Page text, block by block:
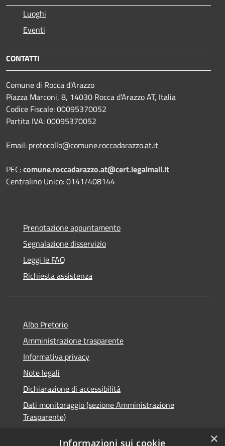
Luoghi
Eventi
CONTATTI
Comune di Rocca d'Arazzo
Piazza Marconi, 8, 14030 Rocca d'Arazzo AT, Italia
Codice Fiscale: 00095370052
Partita IVA: 00095370052
Email: protocollo@comune.roccadarazzo.at.it
PEC:comune.roccadarazzo.at@cert.legalmail.it
Centralino Unico: 0141/408144
Prenotazione appuntamento
Segnalazione disservizio
Leggi le FAQ
Richiesta assistenza
Albo Pretorio
Amministrazione trasparente
Informativa privacy
Note legali
Dichiarazione di accessibilità
Dati monitoraggio (sezione Amministrazione
Trasparente)
×
Informazioni sui cookie